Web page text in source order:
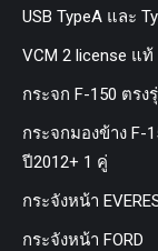
USB TypeA และ
VCM 2 license แท้
กระจก F-150 ตรงรุ่
กระจกมองข้าง F-
ปี2012+ 1 คู่
กระจังหน้า
กระจังหน้า FORD